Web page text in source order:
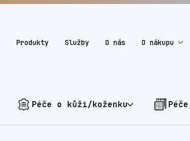
Produkty Služby O nás O nákupu
Péče o kůži/koženku